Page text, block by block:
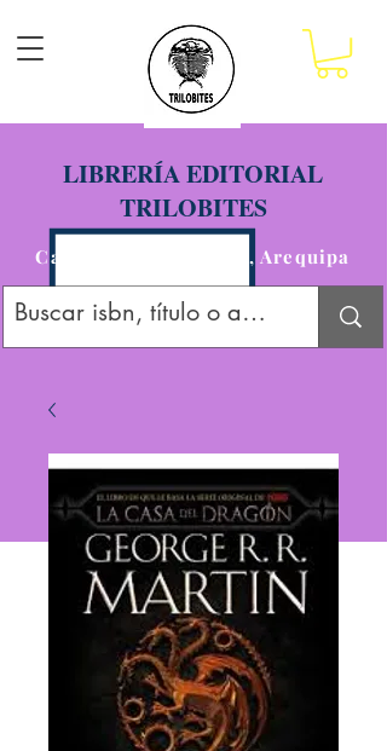
LIBRERÍA EDITORIAL
TRILOBITES
Calle San Agustín 201, Arequipa